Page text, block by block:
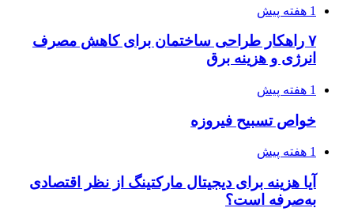
1 هفته پیش
۷ راهکار طراحی ساختمان برای کاهش مصرف
انرژی و هزینه برق
1 هفته پیش
خواص تسبیح فیروزه
1 هفته پیش
آیا هزینه برای دیجیتال مارکتینگ از نظر اقتصادی
به‌صرفه است؟